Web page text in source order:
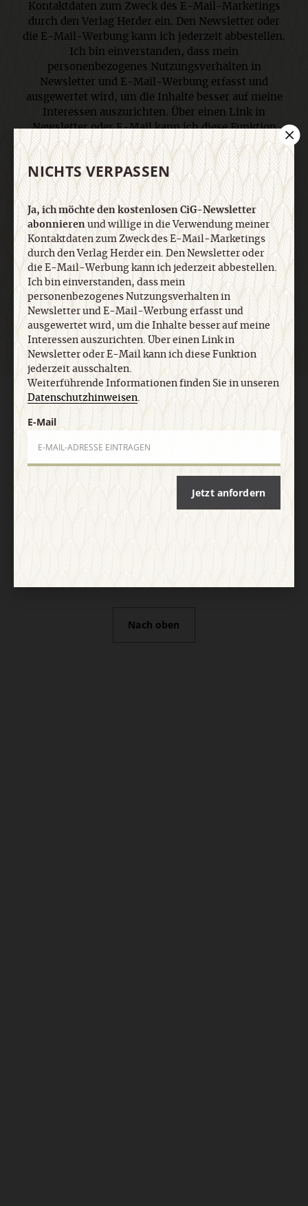
Kontaktdaten zum Zweck des E-Mail-Marketings
durch den Verlag Herder ein. Den Newsletter oder
die E-Mail-Werbung kann ich jederzeit abbestellen.
Ich bin einverstanden, dass mein
personenbezogenes Nutzungsverhalten in
Newsletter und E-Mail-Werbung erfasst und
ausgewertet wird, um die Inhalte besser auf meine
Interessen auszurichten. Über einen Link in
Newsletter oder E-Mail kann ich diese Funktion
jederzeit ausschalten. Weiterführende
Informationen finden Sie in unseren
Datenschutzhinweisen.
E-Mail
Jetzt anmelden
AGB und Widerrufsbelehrung
Nach oben
NICHTS VERPASSEN
Ja, ich möchte den kostenlosen CiG-Newsletter
abonnierenund willige in die Verwendung meiner
Kontaktdaten zum Zweck des E-Mail-Marketings
durch den Verlag Herder ein. Den Newsletter oder
die E-Mail-Werbung kann ich jederzeit abbestellen.
Ich bin einverstanden, dass mein
personenbezogenes Nutzungsverhalten in
Newsletter und E-Mail-Werbung erfasst und
ausgewertet wird, um die Inhalte besser auf meine
Interessen auszurichten. Über einen Link in
Newsletter oder E-Mail kann ich diese Funktion
jederzeit ausschalten.
Weiterführende Informationen finden Sie in unseren
Datenschutzhinweisen.
E-Mail
Jetzt anfordern